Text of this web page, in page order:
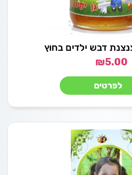
דבש ילדים בחוץ
₪5.00
לפרטים